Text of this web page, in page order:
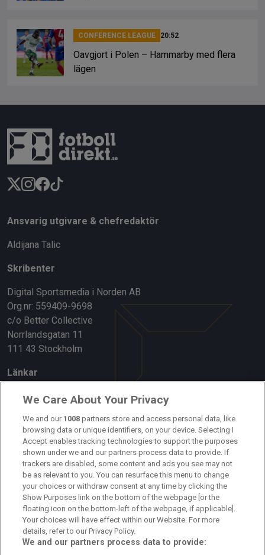
CONFERENCE LEAGUE 20:52
Oavgjort i Polen – Hammarby med flera
lägen
Ansvarig utgivare & chefredaktör
Aldijana Talic
Skribenter
Digital Sportsmedia i Norden AB
Org.nr: 559409-9698
c/o Better Collective
Norrlandsgatan 11
111 43 Stockholm
Länkar
Om oss
Kontakta oss
Kundtjänst
Sponsor: Rekatochklart
Annonsera på Fotbolldirekt
Redaktionell policy
Personuppgiftspolicy
We Care About Your Privacy
We and our 1008 partners store and access personal data, like
browsing data or unique identifiers, on your device. Selecting I
Accept enables tracking technologies to support the purposes
shown under we and our partners process data to provide. If
trackers are disabled, some content and ads you see may not
be as relevant to you. You can resurface this menu to change
your choices or withdraw consent at any time by clicking the
Show Purposes link on the bottom of the webpage [or the
floating icon on the bottom-left of the webpage, if applicable].
Your choices will have effect within our Website. For more
details, refer to our Privacy Policy.
We and our partners process data to provide: